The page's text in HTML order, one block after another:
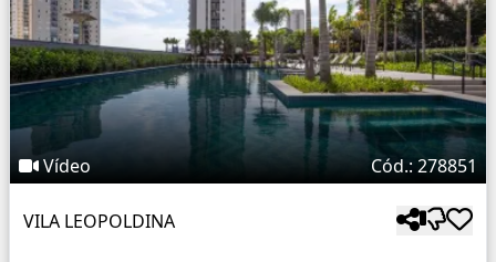
Vídeo Cód.: 278851
VILA LEOPOLDINA